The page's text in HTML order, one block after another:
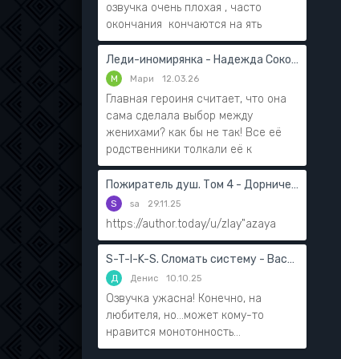
озвучка очень плохая , часто
окончания кончаются на ять
Леди-иномирянка - Надежда Соколова
М Мари 12.03.26
Главная героиня считает, что она
сама сделала выбор между
женихами? как бы не так! Все её
родственники толкали её к
Пожиратель душ. Том 4 - Дорничев Дмитрий
S sa 29.11.25
https://author.today/u/zlay"azaya
S-T-I-K-S. Сломать систему - Василий Мушинский
Д Денис 10.10.25
Озвучка ужасна! Конечно, на
любителя, но...может кому-то
нравится монотонность...